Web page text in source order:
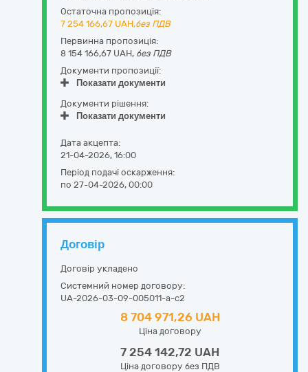
Остаточна пропозиція:
7 254 166,67 UAH,без ПДВ
Первинна пропозиція:
8 154 166,67 UAH, без ПДВ
Документи пропозиції:
Показати документи
Документи рішення:
Показати документи
Дата акцепта:
21-04-2026, 16:00
Період подачі оскарження:
по 27-04-2026, 00:00
Договір
Договір укладено
Системний номер договору:
UA-2026-03-09-005011-a-c2
8 704 971,26 UAH
Ціна договору
7 254 142,72 UAH
Ціна договору без ПДВ